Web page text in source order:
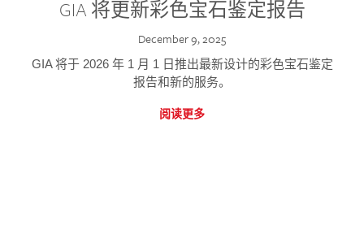
GIA 将更新彩色宝石鉴定报告
December 9, 2025
GIA 将于 2026 年 1 月 1 日推出最新设计的彩色宝石鉴定
报告和新的服务。
阅读更多